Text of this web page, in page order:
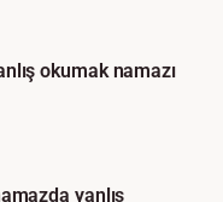
okumak namazı
yanlış